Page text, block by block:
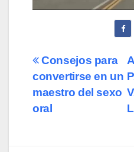
de
entradas
Consejos para
convertirse en un
maestro del sexo
oral